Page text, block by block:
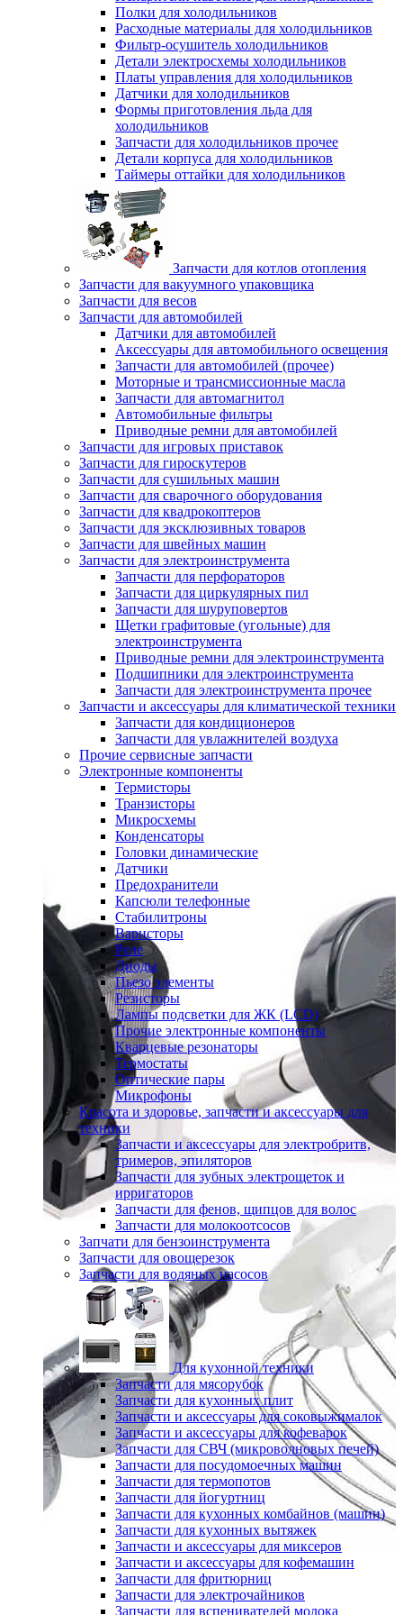
Полки для холодильников
Расходные материалы для холодильников
Фильтр-осушитель холодильников
Детали электросхемы холодильников
Платы управления для холодильников
Датчики для холодильников
Формы приготовления льда для
холодильников
Запчасти для холодильников прочее
Детали корпуса для холодильников
Таймеры оттайки для холодильников
Запчасти для котлов отопления
Запчасти для вакуумного упаковщика
Запчасти для весов
Запчасти для автомобилей
Датчики для автомобилей
Аксессуары для автомобильного освещения
Запчасти для автомобилей (прочее)
Моторные и трансмиссионные масла
Запчасти для автомагнитол
Автомобильные фильтры
Приводные ремни для автомобилей
Запчасти для игровых приставок
Запчасти для гироскутеров
Запчасти для сушильных машин
Запчасти для сварочного оборудования
Запчасти для квадрокоптеров
Запчасти для эксклюзивных товаров
Запчасти для швейных машин
Запчасти для электроинструмента
Запчасти для перфораторов
Запчасти для циркулярных пил
Запчасти для шуруповертов
Щетки графитовые (угольные) для
электроинструмента
Приводные ремни для электроинструмента
Подшипники для электроинструмента
Запчасти для электроинструмента прочее
Запчасти и аксессуары для климатической техники
Запчасти для кондиционеров
Запчасти для увлажнителей воздуха
Прочие сервисные запчасти
Электронные компоненты
Термисторы
Транзисторы
Микросхемы
Конденсаторы
Головки динамические
Датчики
Предохранители
Капсюли телефонные
Стабилитроны
Варисторы
Реле
Диоды
Пьезо элементы
Резисторы
Лампы подсветки для ЖК (LCD)
Прочие электронные компоненты
Кварцевые резонаторы
Термостаты
Оптические пары
Микрофоны
Красота и здоровье, запчасти и аксессуары для
техники
Запчасти и аксессуары для электробритв,
тримеров, эпиляторов
Запчасти для зубных электрощеток и
ирригаторов
Запчасти для фенов, щипцов для волос
Запчасти для молокоотсосов
Запчати для бензоинструмента
Запчасти для овощерезок
Запчасти для водяных насосов
Для кухонной техники
Запчасти для мясорубок
Запчасти для кухонных плит
Запчасти и аксессуары для соковыжималок
Запчасти и аксессуары для кофеварок
Запчасти для СВЧ (микроволновых печей)
Запчасти для посудомоечных машин
Запчасти для термопотов
Запчасти для йогуртниц
Запчасти для кухонных комбайнов (машин)
Запчасти для кухонных вытяжек
Запчасти и аксессуары для миксеров
Запчасти и аксессуары для кофемашин
Запчасти для фритюрниц
Запчасти для электрочайников
Запчасти для вспенивателей молока